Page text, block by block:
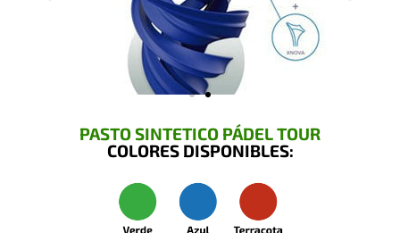
PASTO SINTETICO PÁDEL TOUR
COLORES DISPONIBLES: